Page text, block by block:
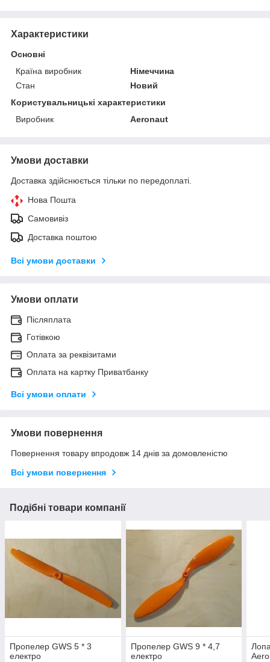
Характеристики
Основні
Країна виробник
Німеччина
Стан
Новий
Користувальницькі характеристики
Виробник
Aeronaut
Умови доставки
Доставка здійснюється тільки по передоплаті.
Нова Пошта
Самовивіз
Доставка поштою
Всі умови доставки
Умови оплати
Післяплата
Готівкою
Оплата за реквізитами
Оплата на картку Приватбанку
Всі умови оплати
Умови повернення
Повернення товару впродовж 14 днів за домовленістю
Всі умови повернення
Подібні товари компанії
Пропелер GWS 5 * 3
електро
Пропелер GWS 9 * 4,7
електро